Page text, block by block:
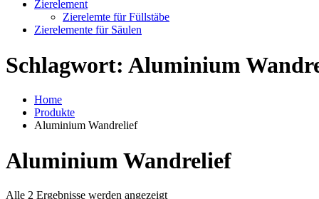
Zierelement
Zierelemte für Füllstäbe
Zierelemente für Säulen
Schlagwort: Aluminium
Home
Produkte
Aluminium Wandrelief
Aluminium Wandrelief
Alle 2 Ergebnisse werden angezeigt